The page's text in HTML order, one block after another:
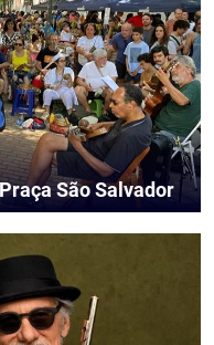
São Salvador